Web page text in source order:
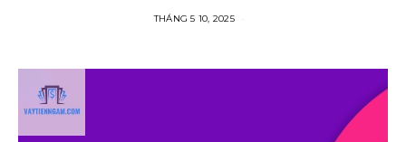
THÁNG 5 10, 2025